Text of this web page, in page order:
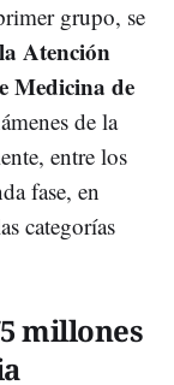
grupo, se
Atención
Medicina de
de la
entre los
fase, en
categorías
millones